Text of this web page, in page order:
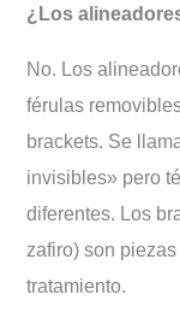
¿Los
No. Los
férulas
brackets. Se
invisibles» pero
diferentes. Los
zafiro) son
tratamiento.